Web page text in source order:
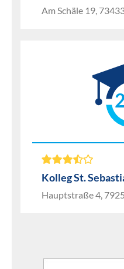
Am Schäle 19,
Kolleg St.
Hauptstraße 4,